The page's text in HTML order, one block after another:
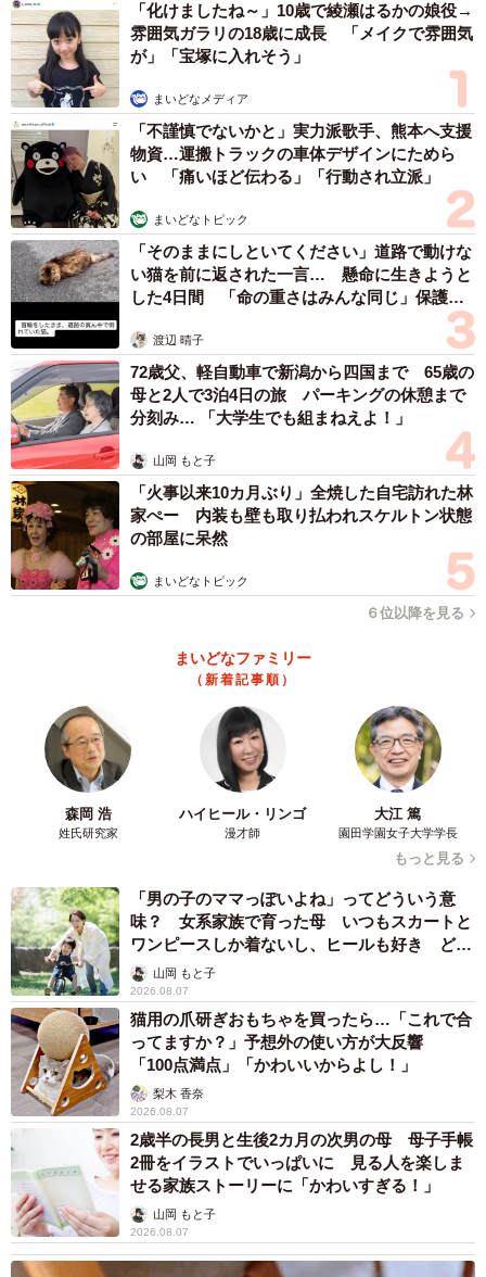
このしたたかで洗練された外交戦略の最終的な目的とし
て、中国は米国と対等な大国としての地位を不可逆的なも
のにするだけでなく、場合によっては今後の米中関係その
ものにおいて主導権を握り、自国に有利な国際環境を構築
しようとする野心を抱いていると考えられる。2026年5月
の北京での会談は、まさにそのスマートな戦略を現実のも
のとし、多極化が加速する世界における中国の優位性を確
立するための重要な布石であったと結論付けられる。
「化けましたね～」10歳で綾瀬はるかの娘役→
雰囲気ガラリの18歳に成長 「メイクで雰囲気
が」「宝塚に入れそう」
まいどなメディア
「不謹慎でないかと」実力派歌手、熊本へ支援
物資…運搬トラックの車体デザインにためら
い 「痛いほど伝わる」「行動され立派」
まいどなトピック
「そのままにしといてください」道路で動けな
い猫を前に返された一言… 懸命に生きようと
した4日間 「命の重さはみんな同じ」保護団
渡辺 晴子
72歳父、軽自動車で新潟から四国まで 65歳の
母と2人で3泊4日の旅 パーキングの休憩まで
分刻み… 「大学生でも組まねえよ！」
山岡 もと子
「火事以来10カ月ぶり」全焼した自宅訪れた林
家ぺー 内装も壁も取り払われスケルトン状態
の部屋に呆然
まいどなトピック
６位以降を見る
まいどなファミリー
（新着記事順）
森岡 浩
姓氏研究家
ハイヒール・リンゴ
漫才師
大江 篤
園田学園女子大学学長
もっと見る
「男の子のママっぽいよね」ってどういう意
味？ 女系家族で育った母 いつもスカートと
ワンピースしか着ないし、ヒールも好き どの
へんが…
山岡 もと子
2026.08.07
猫用の爪研ぎおもちゃを買ったら…「これで合
ってますか？」予想外の使い方が大反響
「100点満点」「かわいいからよし！」
梨木 香奈
2026.08.07
2歳半の長男と生後2カ月の次男の母 母子手帳
2冊をイラストでいっぱいに 見る人を楽しま
せる家族ストーリーに「かわいすぎる！」
山岡 もと子
2026.08.07